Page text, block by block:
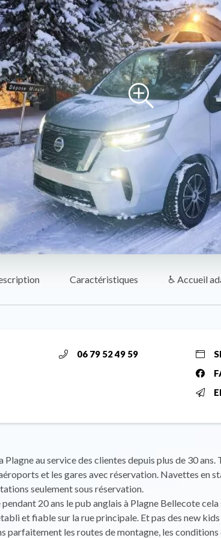
Caractéristiques ♿ Accueil
06 79 52 49 59
Plagne au service des clientes depuis plus de 30
et les gares avec réservation. Navettes en
seulement sous réservation.
20 ans le pub anglais à Plagne Bellecote
et fiable sur la rue principale. Et pas des new
parfaitement les routes de montagne, les conditions